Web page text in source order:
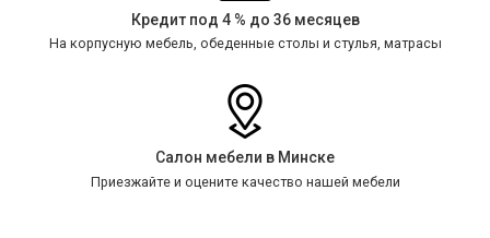
Кредит под 4 % до 36 месяцев
На корпусную мебель, обеденные столы и стулья, матрасы
Салон мебели в Минске
Приезжайте и оцените качество нашей мебели